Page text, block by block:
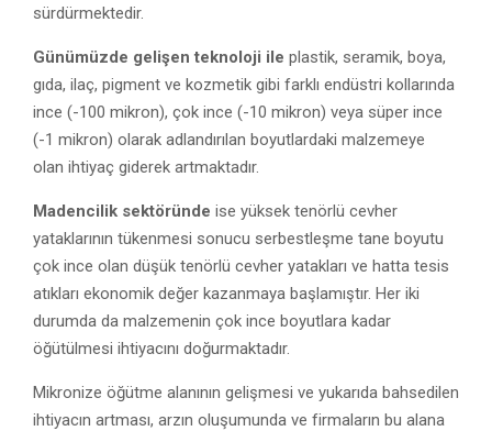
sürdürmektedir.
Günümüzde gelişen teknoloji ile plastik, seramik, boya,
gıda, ilaç, pigment ve kozmetik gibi farklı endüstri kollarında
ince (-100 mikron), çok ince (-10 mikron) veya süper ince
(-1 mikron) olarak adlandırılan boyutlardaki malzemeye
olan ihtiyaç giderek artmaktadır.
Madencilik sektöründe ise yüksek tenörlü cevher
yataklarının tükenmesi sonucu serbestleşme tane boyutu
çok ince olan düşük tenörlü cevher yatakları ve hatta tesis
atıkları ekonomik değer kazanmaya başlamıştır. Her iki
durumda da malzemenin çok ince boyutlara kadar
öğütülmesi ihtiyacını doğurmaktadır.
Mikronize öğütme alanının gelişmesi ve yukarıda bahsedilen
ihtiyacın artması, arzın oluşumunda ve firmaların bu alana